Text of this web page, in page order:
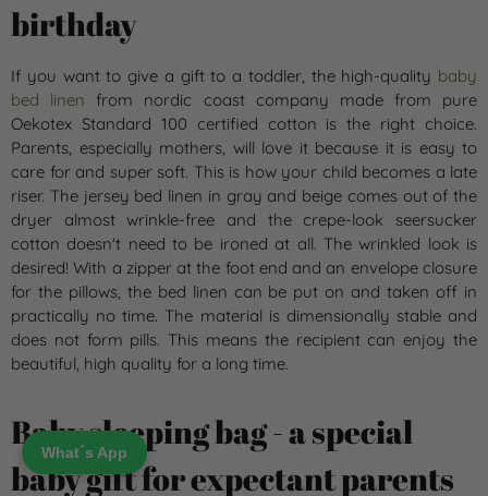
birthday
If you want to give a gift to a toddler, the high-quality baby
bed linen from nordic coast company made from pure
Oekotex Standard 100 certified cotton is the right choice.
Parents, especially mothers, will love it because it is easy to
care for and super soft. This is how your child becomes a late
riser. The jersey bed linen in gray and beige comes out of the
dryer almost wrinkle-free and the crepe-look seersucker
cotton doesn't need to be ironed at all. The wrinkled look is
desired! With a zipper at the foot end and an envelope closure
for the pillows, the bed linen can be put on and taken off in
practically no time. The material is dimensionally stable and
does not form pills. This means the recipient can enjoy the
beautiful, high quality for a long time.
Baby sleeping bag - a special
baby gift for expectant parents
What´s App